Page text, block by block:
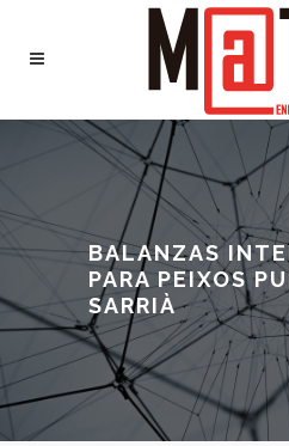
BALANZAS
PARA PEIXOS
SARRIÀ